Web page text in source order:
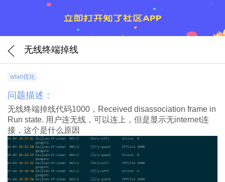
无线终端掉线
wlan优化
问题描述：
无线终端掉线代码1000，Received disassociation frame in
Run state. 用户连无线，可以连上，但是显示无internet连
接，这个是什么原因